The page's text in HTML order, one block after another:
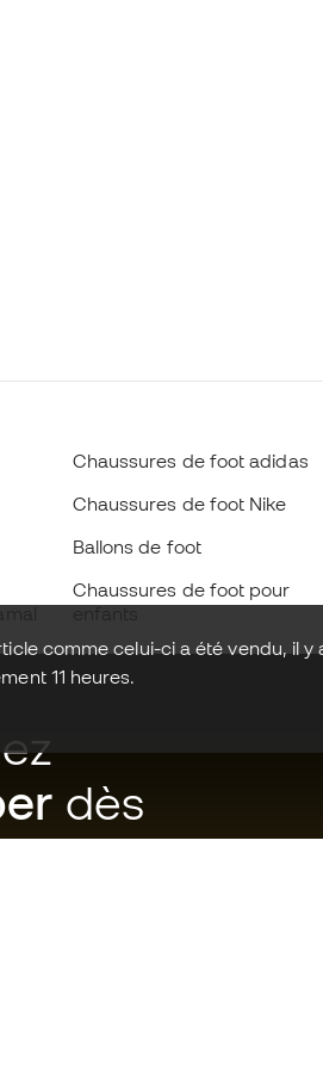
comme celui-ci a été vendu, il y
11 heures.
Chaussures de foot adidas
Chaussures de foot Nike
Ballons de foot
Chaussures de foot pour
dès